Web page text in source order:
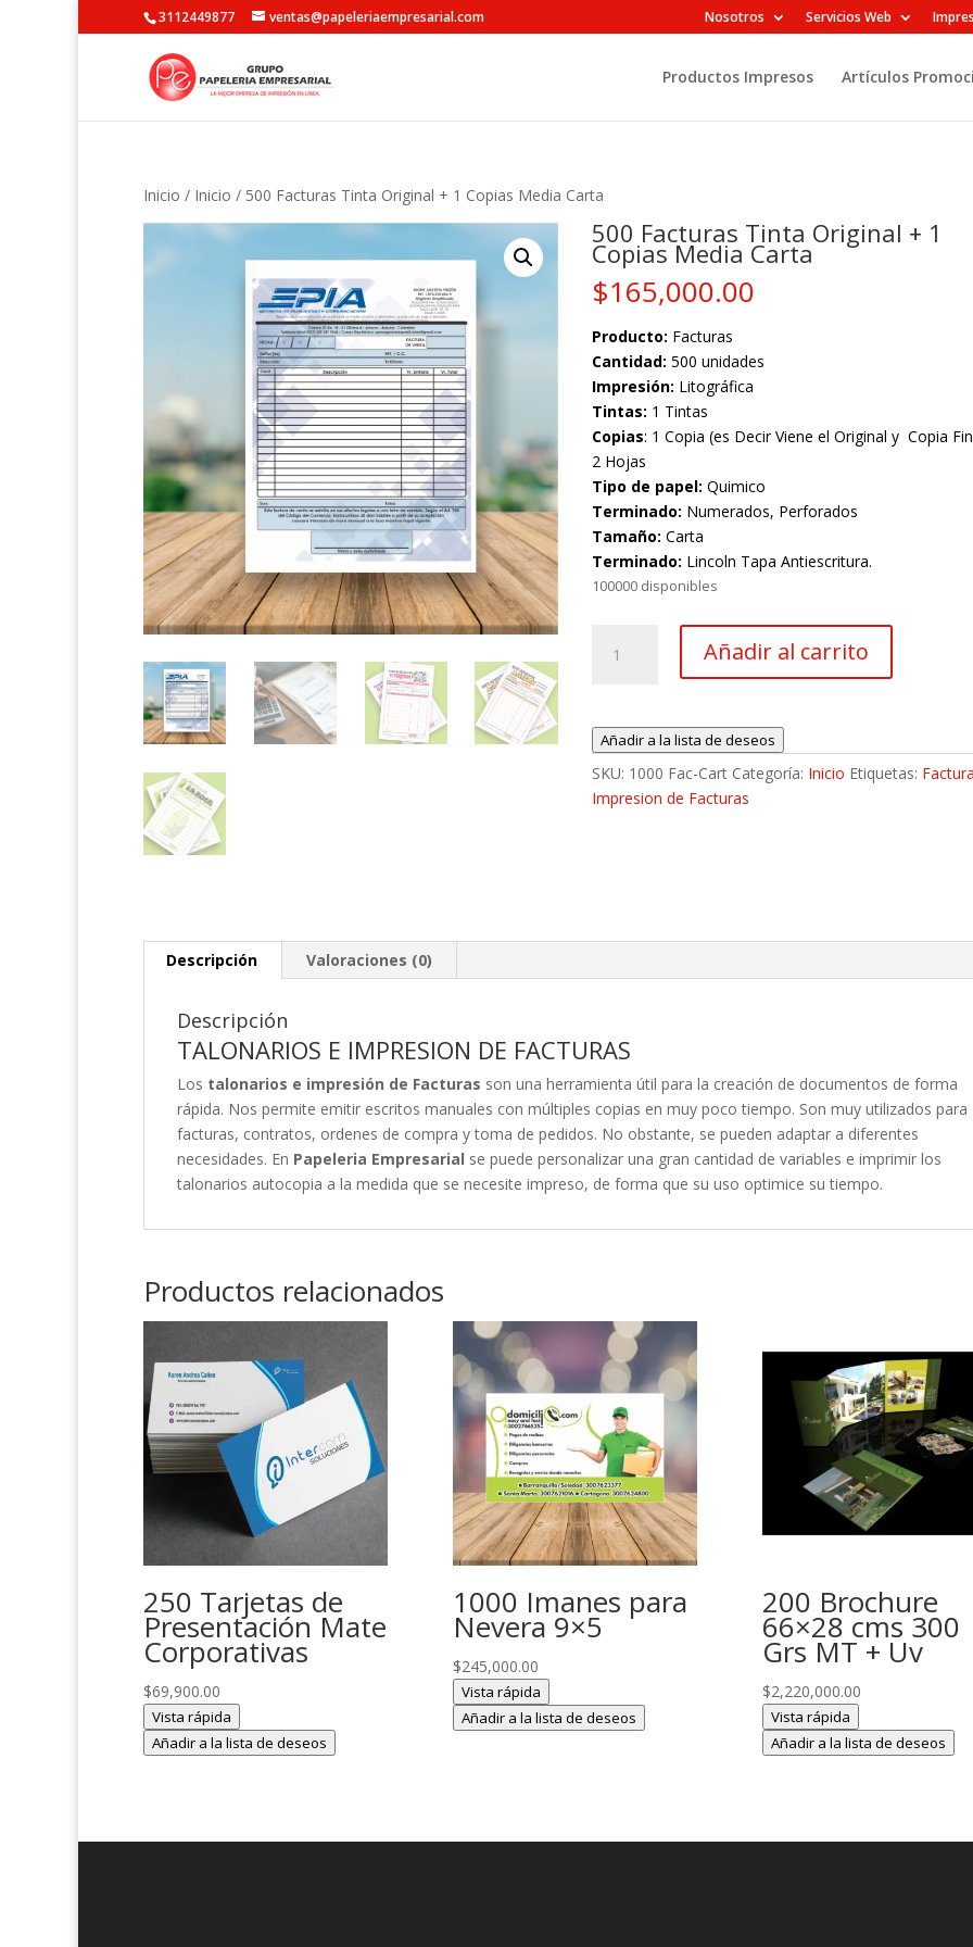
3112449877 ventas@papeleriaempresarial.com Nosotros Servicios Web
Productos Impresos Artículos
Inicio / Inicio / 500 Facturas Tinta Original + 1 Copias Media Carta
500 Facturas Tinta Original + 1
Copias Media Carta
$165,000.00
Producto: Facturas
Cantidad: 500 unidades
Impresión: Litográfica
Tintas: 1 Tintas
Copias: 1 Copia (es Decir Viene el Original y Copia
2 Hojas
Tipo de papel: Quimico
Terminado: Numerados, Perforados
Tamaño: Carta
Terminado: Lincoln Tapa Antiescritura.
100000 disponibles
Facturas
+
1
Copias
Media
Añadir al carrito
Añadir a la lista de deseos
SKU: 1000 Fac-Cart Categoría: Inicio Etiquetas:
Impresion de Facturas
Descripción Valoraciones (0)
Descripción
TALONARIOS E IMPRESION DE FACTURAS
Los talonarios e impresión de Facturas son una herramienta útil para la creación de documentos de forma
rápida. Nos permite emitir escritos manuales con múltiples copias en muy poco tiempo. Son muy utilizados para
facturas, contratos, ordenes de compra y toma de pedidos. No obstante, se pueden adaptar a diferentes
necesidades. En Papeleria Empresarial se puede personalizar una gran cantidad de variables e imprimir los
talonarios autocopia a la medida que se necesite impreso, de forma que su uso optimice su tiempo.
Productos relacionados
250 Tarjetas de
Presentación Mate
Corporativas
$69,900.00
Vista rápida
Añadir a la lista de deseos
1000 Imanes para
Nevera 9×5
$245,000.00
Vista rápida
Añadir a la lista de deseos
200 Brochure
66×28 cms 300
Grs MT + Uv
$2,220,000.00
Vista rápida
Añadir a la lista de deseos